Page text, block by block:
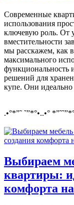
Современные
использования
ключевую роль. От
вместительности
мы расскажем, как
максимального
функциональность
решений для
купе. Они идеально
.•°*”˜ ˜”*°•..•°
Выбираем
квартиры:
комфорта